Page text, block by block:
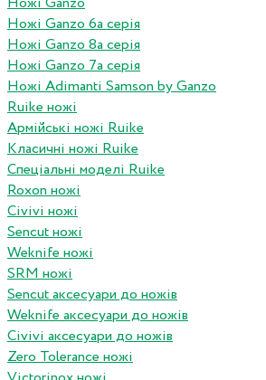
Ножі Ganzo 6а серія
Ножі Ganzo 8а серія
Ножі Ganzo 7а серія
Ножі Adimanti Samson by Ganzo
Ruike ножі
Армійські ножі Ruike
Класичні ножі Ruike
Спеціальні моделі Ruike
Roxon ножi
Civivi ножі
Sencut ножі
Weknife ножі
SRM ножі
Sencut аксесуари до ножів
Weknife аксесуари до ножів
Civivi аксесуари до ножів
Zero Tolerance ножі